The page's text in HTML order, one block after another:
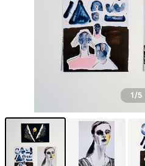
1/5